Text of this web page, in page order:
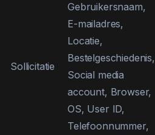
Sollicitatie
Gebruikersnaam,
E-mailadres,
Locatie,
Bestelgeschiedenis,
Social media
account, Browser,
OS, User ID,
Telefoonnummer,